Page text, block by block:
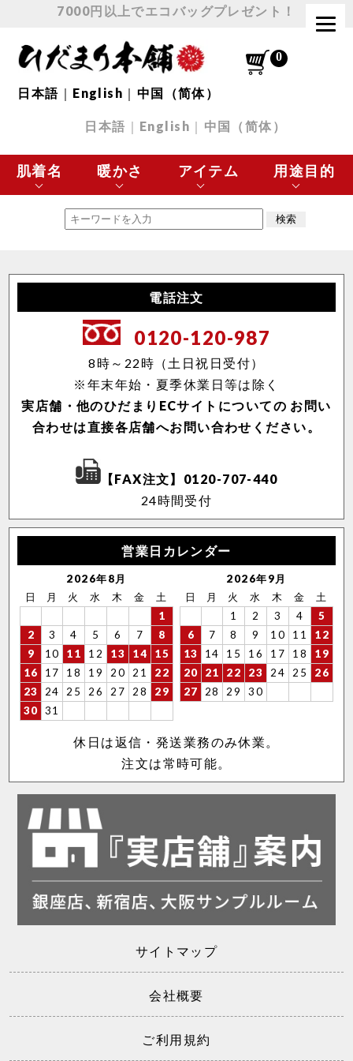
7000円以上でエコバッグプレゼント！
日本語 ｜ English ｜ 中国（简体）
日本語 ｜ English ｜ 中国（简体）
肌着名
エベレスト
プレミアムウェーブ
極・頂
Washicool商品
JAXAコラボ商品
暖かさ
最高に暖かい
暖かい
涼しい
全商品一覧
アイテム
肌着 トップス
下着
アウター
その他
用途目的
極寒の環境に最適
日常使いに最適
温活・ヘルスケア
全商品一覧
電話注文
0120-120-987
8時～22時（土日祝日受付）
※年末年始・夏季休業日等は除く
実店舗・他のひだまりECサイトについての お問い
合わせは直接各店舗へお問い合わせください。
【FAX注文】0120-707-440
24時間受付
営業日カレンダー
2026年8月
日
月 火 水 木 金
土
1
2
3 4 5 6 7
8
9
10 11 12 13 14
15
16
17 18 19 20 21
22
23
24 25 26 27 28
29
30
31
2026年9月
日
月 火 水 木 金
土
1
2 3 4
5
6
7 8 9 10 11
12
13
14 15 16 17 18
19
20
21 22 23 24 25
26
27
28 29 30
休日は返信・発送業務のみ休業。
注文は常時可能。
サイトマップ
会社概要
ご利用規約